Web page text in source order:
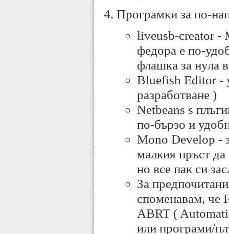
Програмки за по-
liveusb-creator -
федора е по-
флашка за нула
Bluefish Editor -
разработване )
Netbeans s
по-бързо и
Mono Develop -
малкия пръст
но все пак си
За
споменавам, че
ABRT (
или програми/